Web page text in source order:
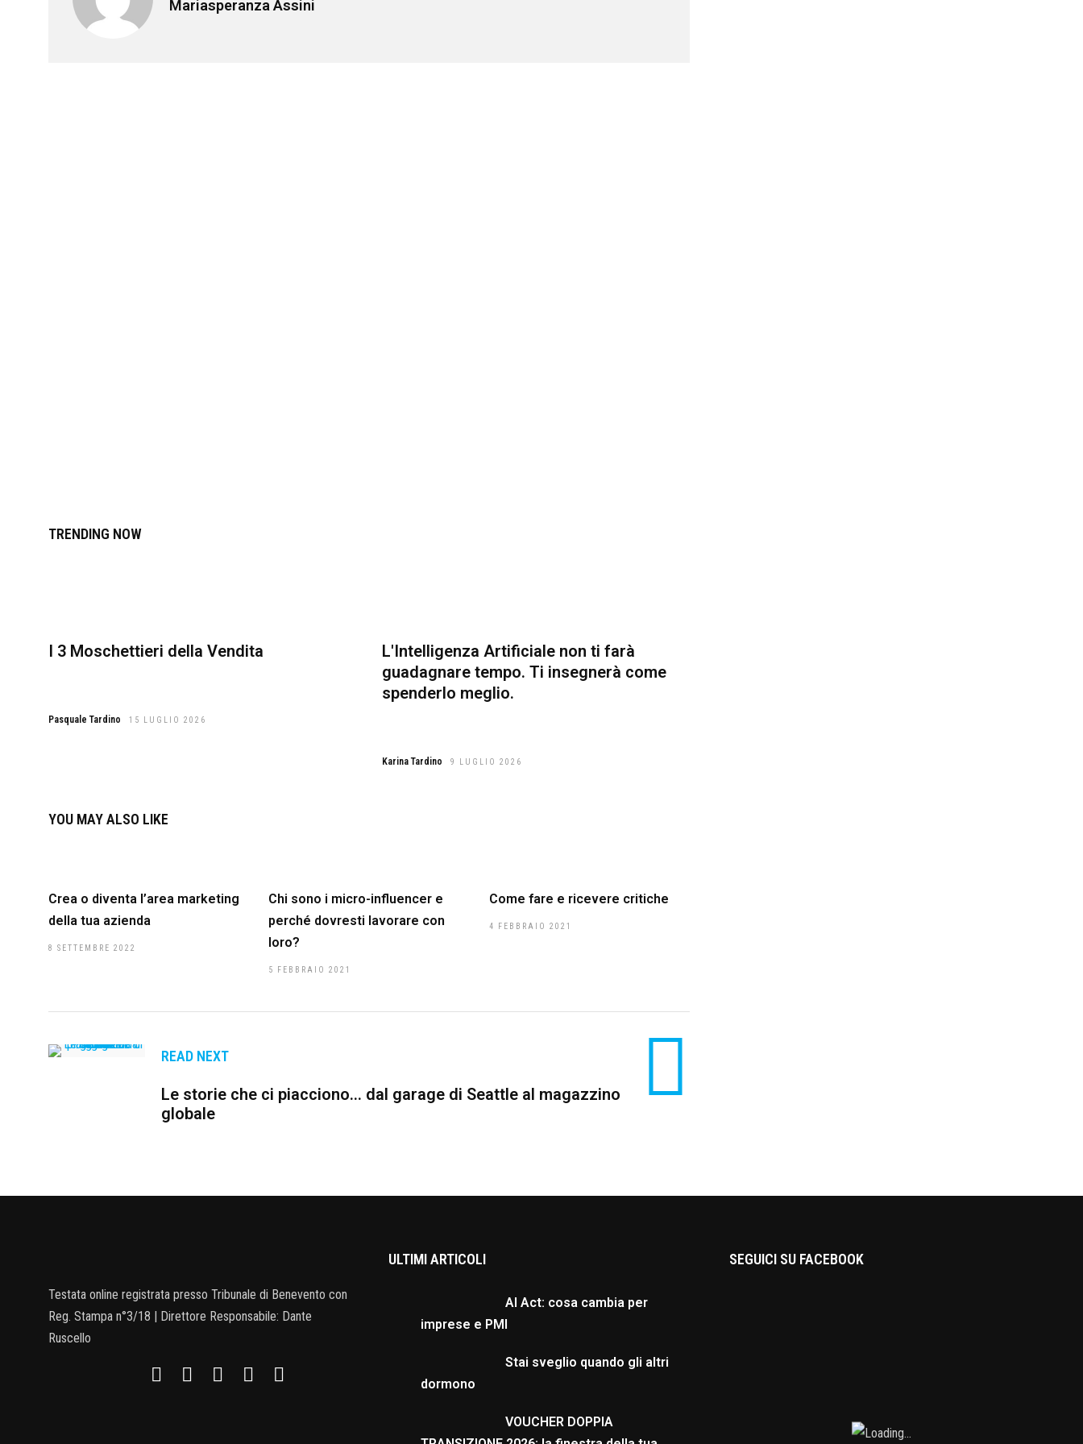
Mariasperanza Assini
TRENDING NOW
I 3 Moschettieri della Vendita
Pasquale Tardino 15 LUGLIO 2026
L'Intelligenza Artificiale non ti farà
guadagnare tempo. Ti insegnerà come
spenderlo meglio.
Karina Tardino 9 LUGLIO 2026
YOU MAY ALSO LIKE
Crea o diventa l’area marketing
della tua azienda
8 SETTEMBRE 2022
Chi sono i micro-influencer e
perché dovresti lavorare con
loro?
5 FEBBRAIO 2021
Come fare e ricevere critiche
4 FEBBRAIO 2021
READ NEXT
Le storie che ci piacciono… dal garage di Seattle al magazzino
globale
Testata online registrata presso Tribunale di Benevento con
Reg. Stampa n°3/18 | Direttore Responsabile: Dante
Ruscello
ULTIMI ARTICOLI
AI Act: cosa cambia per
imprese e PMI
Stai sveglio quando gli altri
dormono
VOUCHER DOPPIA
SEGUICI SU FACEBOOK